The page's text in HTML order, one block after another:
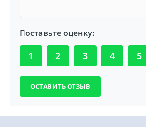
Поставьте оценку:
1 2 3 4 5